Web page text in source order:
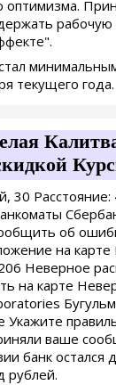
оптимизма.
рабочую
текущего года.
30
об
на
Неверное
на карте
Укажите
ваше
банк остался
рублей.